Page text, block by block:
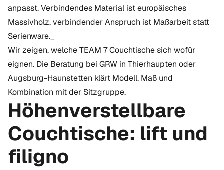
anpasst. Verbindendes Material ist europäisches
Massivholz, verbindender Anspruch ist Maßarbeit statt
Serienware._
Wir zeigen, welche TEAM 7 Couchtische sich wofür
eignen. Die Beratung bei GRW in Thierhaupten oder
Augsburg-Haunstetten klärt Modell, Maß und
Kombination mit der Sitzgruppe.
Höhenverstellbare
Couchtische: lift und
filigno